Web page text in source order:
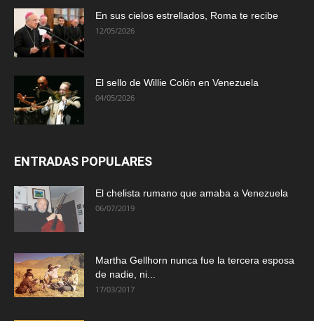
En sus cielos estrellados, Roma te recibe
12/05/2026
El sello de Willie Colón en Venezuela
04/05/2026
ENTRADAS POPULARES
El chelista rumano que amaba a Venezuela
06/07/2019
Martha Gellhorn nunca fue la tercera esposa
de nadie, ni...
17/03/2017